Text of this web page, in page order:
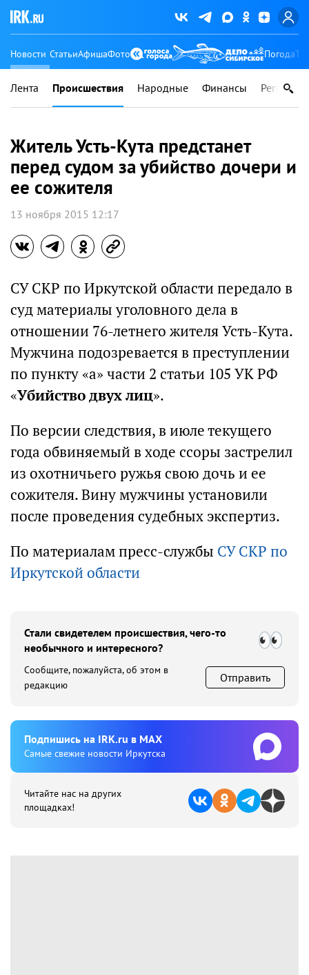
Новости СтатьиАфишаФото Погода
Лента Происшествия Народные Финансы Регионы
Житель Усть-Кута предстанет
перед судом за убийство дочери и
ее сожителя
13 ноября 2015 12:17
СУ СКР по Иркутской области передало в
суд материалы уголовного дела в
отношении 76-летнего жителя Усть-Кута.
Мужчина подозревается в преступлении
по пункту «а» части 2 статьи 105 УК РФ
«Убийство двух лиц».
По версии следствия, в июле текущего
года обвиняемый в ходе ссоры застрелил
из охотничьего ружья свою дочь и ее
сожителя. Вину мужчины установили
после проведения судебных экспертиз.
По материалам пресс-службы СУ СКР по
Иркутской области
Стали свидетелем происшествия, чего-то
необычного и интересного?
Сообщите, пожалуйста, об этом в
редакцию
Отправить
Подпишиcь на IRK.ru в MAX
Cамые свежие новости Иркутска
Читайте нас на других
площадках!